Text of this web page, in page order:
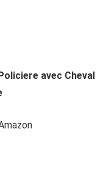
avec Cheval